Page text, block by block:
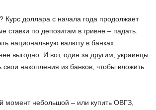
Курс доллара с начала года продолжает
ставки по депозитам в гривне – падать.
национальную валюту в банках
выгодно. И вот, один за другим, украинцы
свои накопления из банков, чтобы вложить
момент небольшой – или купить ОВГЗ,